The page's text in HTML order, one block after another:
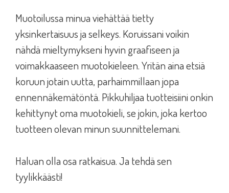
Muotoilussa minua viehättää tietty
yksinkertaisuus ja selkeys. Koruissani voikin
nähdä mieltymykseni hyvin graafiseen ja
voimakkaaseen muotokieleen. Yritän aina etsiä
koruun jotain uutta, parhaimmillaan jopa
ennennäkemätöntä. Pikkuhiljaa tuotteisiini onkin
kehittynyt oma muotokieli, se jokin, joka kertoo
tuotteen olevan minun suunnittelemani.
Haluan olla osa ratkaisua. Ja tehdä sen
tyylikkäästi!